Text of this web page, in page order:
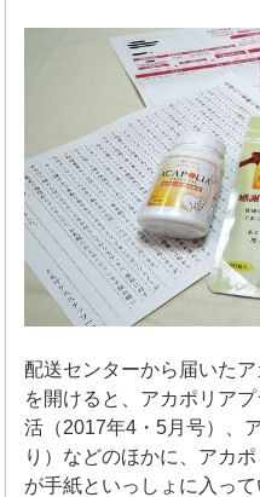
配送センターから届いた
を開けると、アカポリア
活（2017年4・5月号）、
り）などのほかに、アカ
が手紙といっしょに入っ